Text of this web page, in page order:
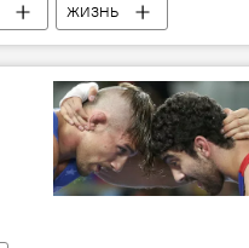
ЖИЗНЬ